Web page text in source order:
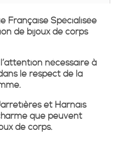
Française Spécialisée
de bijoux de corps
nécessaire à
le respect de la
et Harnais
que peuvent
de corps.